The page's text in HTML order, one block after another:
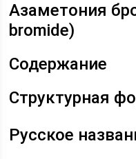
Азаметония
bromide)
Содержание
Структурная
Русское